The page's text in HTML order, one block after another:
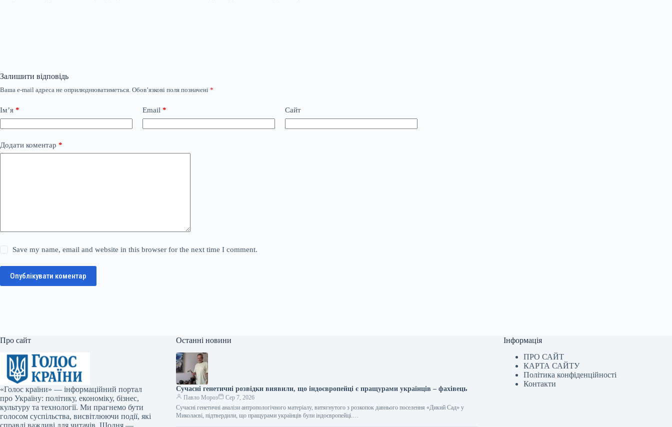
Залишити відповідь
Ваша e-mail адреса не оприлюднюватиметься. Обов’язкові поля позначені *
Ім’я * Email * Сайт
Додати коментар *
Save my name, email and website in this browser for the next time I comment.
Опублікувати коментар
Про сайт
«Голос країни» — інформаційний портал
про Україну: політику, економіку, бізнес,
культуру та технології. Ми прагнемо бути
голосом суспільства, висвітлюючи події, які
справді важливі для читачів. Щодня —
Останні новини
Сучасні генетичні розвідки виявили, що індоєвропейці є пращурами українців – фахівець
Павло Мороз
Сер 7, 2026
Сучасні генетичні аналізи антропологічного матеріалу, витягнутого з розкопок давнього поселення «Дикий Сад» у
Миколаєві, підтвердили, що пращурами українців були індоєвропейці.…
Інформація
ПРО САЙТ
КАРТА САЙТУ
Політика конфіденційності
Контакти